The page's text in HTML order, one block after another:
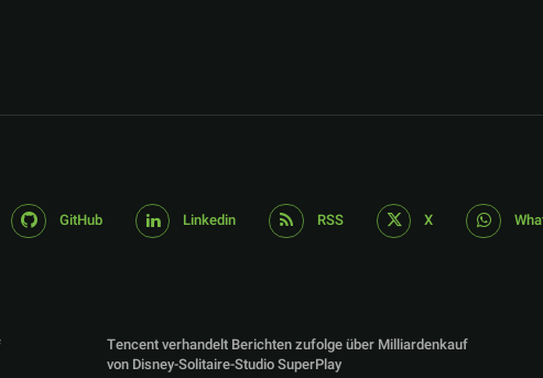
GitHub Linkedin RSS X
Tencent verhandelt Berichten zufolge über Milliardenkauf
von Disney-Solitaire-Studio SuperPlay